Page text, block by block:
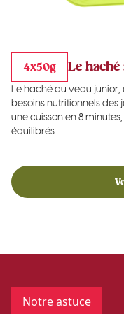
Le
4x50g
Le haché au veau
besoins nutritionnels
une cuisson en 8
équilibrés.
Notre astuce